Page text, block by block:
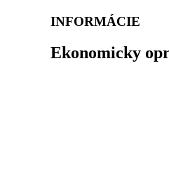
INFORMÁCIE
Ekonomicky